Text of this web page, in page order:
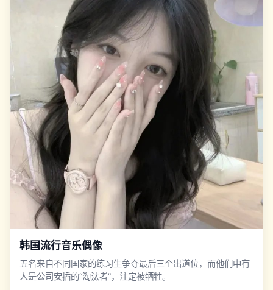
韩国流行音乐偶像
五名来自不同国家的练习生争夺最后三个出道位，而他们中有
人是公司安插的“淘汰者”，注定被牺牲。